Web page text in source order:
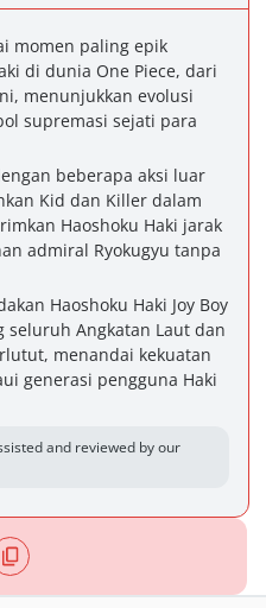
momen paling epik
di dunia One Piece, dari
menunjukkan evolusi
supremasi sejati para
beberapa aksi luar
Kid dan Killer dalam
Haoshoku Haki jarak
admiral Ryokugyu tanpa
Haoshoku Haki Joy Boy
seluruh Angkatan Laut dan
menandai kekuatan
generasi pengguna Haki
and reviewed by our